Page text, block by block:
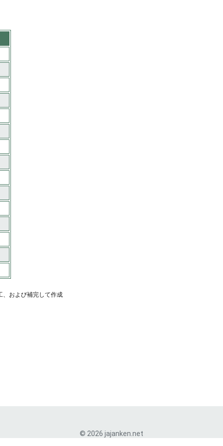
、および補完して作成
© 2026 jajanken.net